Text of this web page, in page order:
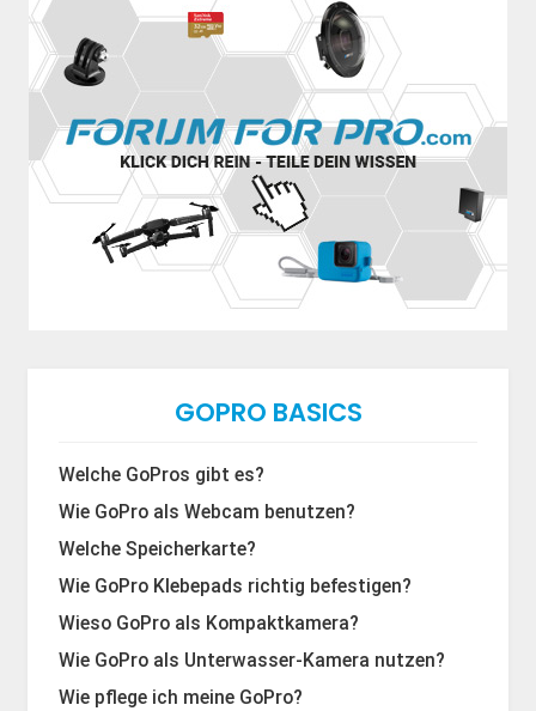
GOPRO BASICS
Welche GoPros gibt es?
Wie GoPro als Webcam benutzen?
Welche Speicherkarte?
Wie GoPro Klebepads richtig befestigen?
Wieso GoPro als Kompaktkamera?
Wie GoPro als Unterwasser-Kamera nutzen?
Wie pflege ich meine GoPro?